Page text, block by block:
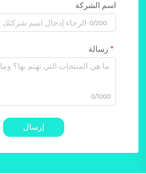
اسم الشركة
0/200
رسالة
0/1000
إرسال